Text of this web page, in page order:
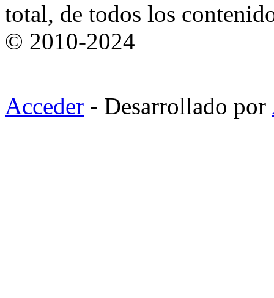
total, de todos los
© 2010-2024
Acceder - Desarrollado por